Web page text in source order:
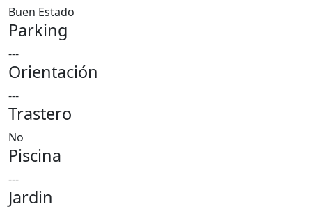
Buen Estado
Parking
---
Orientación
---
Trastero
No
Piscina
---
Jardin